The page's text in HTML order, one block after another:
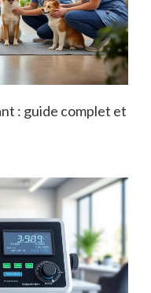
: guide complet et